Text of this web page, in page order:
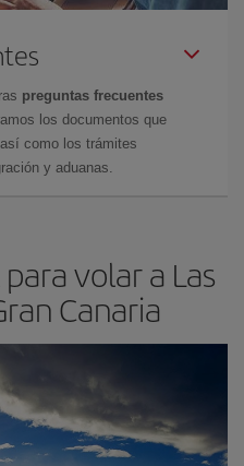
preguntas frecuentes
los documentos que
como los trámites
y aduanas.
volar a Las
Canaria